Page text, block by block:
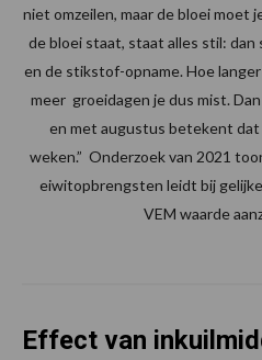
niet omzeilen, maar de bloei moet
de bloei staat, staat alles stil:
en de stikstof-opname. Hoe
meer groeidagen je dus mist.
en met augustus betekent dat
weken.” Onderzoek van 2021
eiwitopbrengsten leidt bij
VEM waarde
Effect van